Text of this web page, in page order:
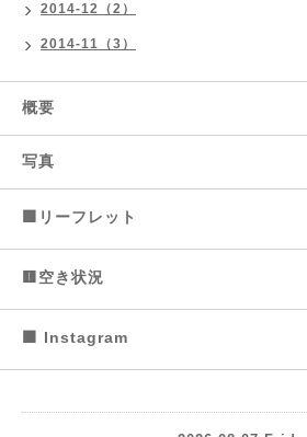
2014-12（2）
2014-11（3）
概要
写真
🟩リーフレット
🟨空き状況
🟧 Instagram